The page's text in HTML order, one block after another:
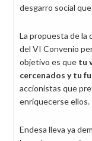
desgarro social
La propuesta de la
del VI Convenio
objetivo es que tu
cercenados y tu
accionistas que
enriquecerse ellos.
Endesa lleva ya